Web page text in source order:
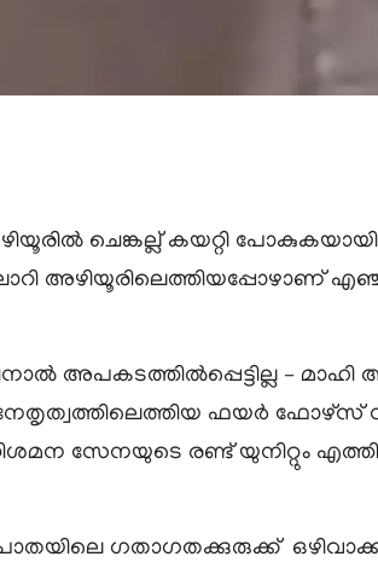
ചെങ്കല്ല് കയറ്റി
അഴിയൂരിലെത്തിയപ്പോഴാണ്
അപകടത്തിൽപ്പെട്ടില്ല –
നേതൃത്വത്തിലെത്തിയ ഫയർ ഫോഴ്സ്
സേനയുടെ രണ്ട് യുനിറ്റും
ഗതാഗതക്കുരുക്ക്